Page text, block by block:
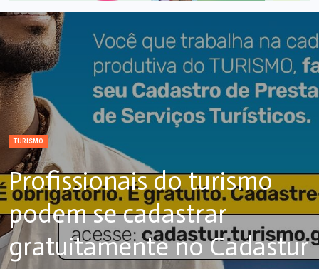
TURISMO
Profissionais do turismo
podem se cadastrar
gratuitamente no Cadastur